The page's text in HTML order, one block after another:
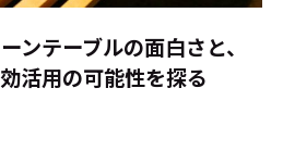
ンテーブルの面白さと、
活用の可能性を探る